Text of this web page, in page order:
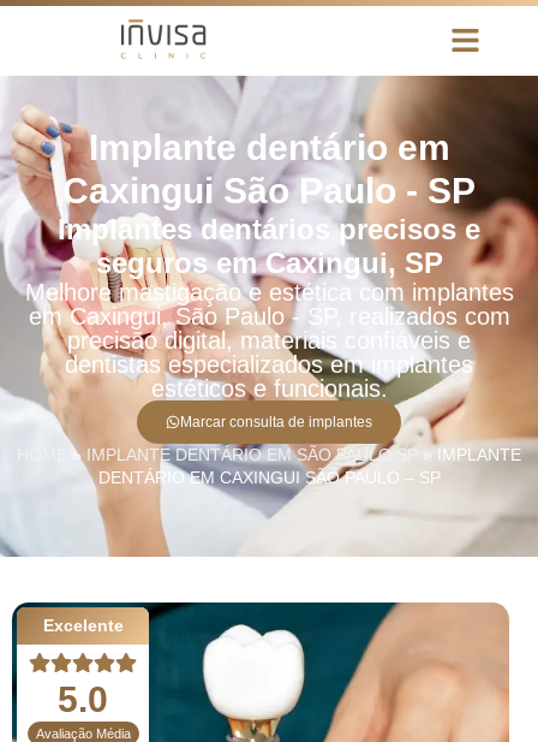
Implante dentário em
Caxingui São Paulo - SP
Implantes dentários precisos e
seguros em Caxingui, SP
Melhore mastigação e estética com implantes
em Caxingui, São Paulo - SP, realizados com
precisão digital, materiais confiáveis e
dentistas especializados em implantes
estéticos e funcionais.
Marcar consulta de implantes
» IMPLANTE DENTÁRIO EM SÃO PAULO SP » IMPLANTE
DENTÁRIO EM CAXINGUI SÃO PAULO – SP
Excelente
5.0
Avaliação Média